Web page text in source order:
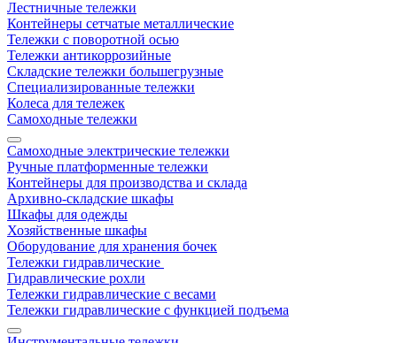
Лестничные тележки
Контейнеры сетчатые металлические
Тележки с поворотной осью
Тележки антикоррозийные
Складские тележки большегрузные
Специализированные тележки
Колеса для тележек
Самоходные тележки
Самоходные электрические тележки
Ручные платформенные тележки
Контейнеры для производства и склада
Архивно-складские шкафы
Шкафы для одежды
Хозяйственные шкафы
Оборудование для хранения бочек
Тележки гидравлические
Гидравлические рохли
Тележки гидравлические с весами
Тележки гидравлические с функцией подъема